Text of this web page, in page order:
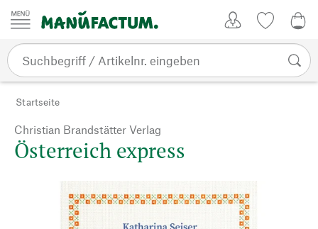
Zum Inhalt springen
Startseite
Christian Brandstätter Verlag
Österreich express